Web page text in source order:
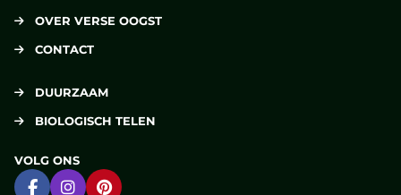
OVER VERSE OOGST
CONTACT
DUURZAAM
BIOLOGISCH TELEN
VOLG ONS